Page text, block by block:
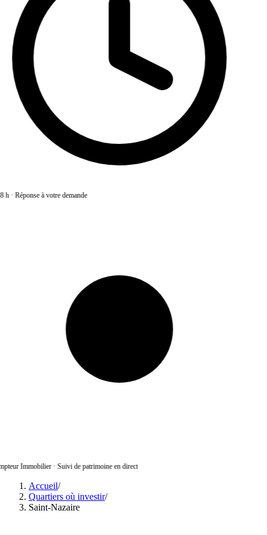
h·Réponse à votre demande
Immobilier·Suivi de patrimoine en direct
Accueil/
Quartiers où investir/
Saint-Nazaire